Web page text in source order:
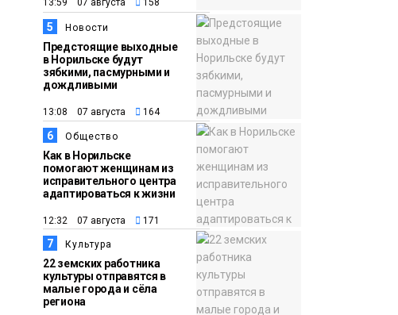
13:59 07 августа 158
5 Новости
Предстоящие выходные
в Норильске будут
зябкими, пасмурными и
дождливыми
13:08 07 августа 164
6 Общество
Как в Норильске
помогают женщинам из
исправительного центра
адаптироваться к жизни
12:32 07 августа 171
7 Культура
22 земских работника
культуры отправятся в
малые города и сёла
региона